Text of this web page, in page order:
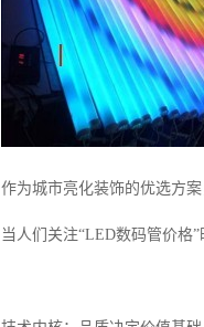
作为城市亮化装饰的优选方
当人们关注“LED数码管价格